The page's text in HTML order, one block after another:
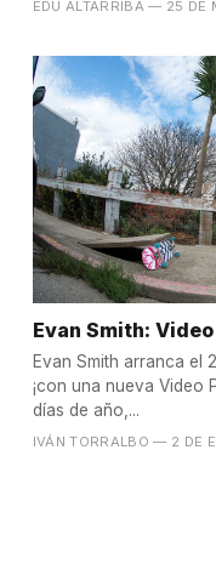
EDU ALTARRIBA — 25 DE
Evan Smith:
Evan Smith arranca el
¡con una nueva Video
días de año,...
IVÁN TORRALBO — 2 DE